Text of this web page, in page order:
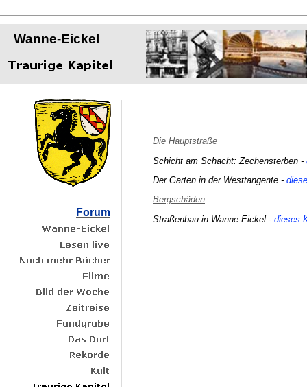
Die Hauptstraße
Schicht am Schacht: Zechensterben -
Der Garten in der Westtangente -
Bergschäden
Straßenbau in Wanne-Eickel - dieses
Forum
Wanne-Eickel